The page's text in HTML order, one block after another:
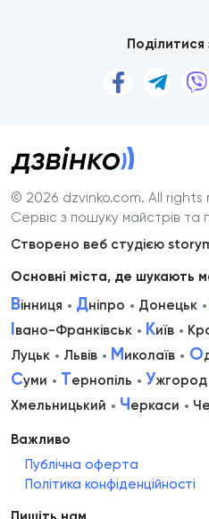
Поділитися
© 2026 dzvinko.com. All rights
Сервіс з пошуку майстрів та
Створено веб студією
Основні міста, де шукають
Вінниця Дніпро Донецьк
Івано-Франківськ Київ
Луцьк
Львів Миколаїв О
Суми Тернопіль Ужгород
Хмельницький
Черкаси
Важливо
Публічна оферта
Політика конфіденційності